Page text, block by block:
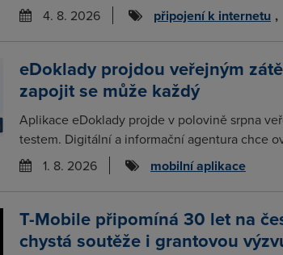
4. 8. 2026
připojení k internetu ,
eDoklady projdou veřejným
zapojit se může každý
Aplikace eDoklady projde v polovině srpna
testem. Digitální a informační agentura chce
1. 8. 2026
mobilní aplikace
T-Mobile připomíná 30 let na
chystá soutěže i grantovou